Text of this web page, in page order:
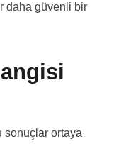
daha güvenli bir
sonuçlar ortaya